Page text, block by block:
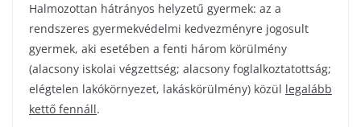
Halmozottan hátrányos helyzetű gyermek: az a
rendszeres gyermekvédelmi kedvezményre jogosult
gyermek, aki esetében a fenti három körülmény
(alacsony iskolai végzettség; alacsony foglalkoztatottság;
elégtelen lakókörnyezet, lakáskörülmény) közül legalább
kettő fennáll.